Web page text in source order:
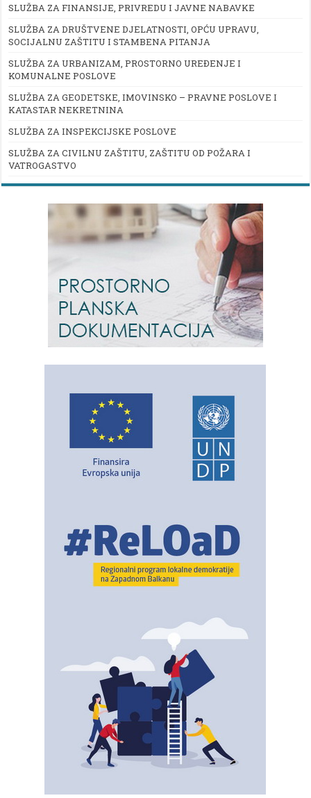
SLUŽBA ZA FINANSIJE, PRIVREDU I JAVNE NABAVKE
SLUŽBA ZA DRUŠTVENE DJELATNOSTI, OPĆU UPRAVU,
SOCIJALNU ZAŠTITU I STAMBENA PITANJA
SLUŽBA ZA URBANIZAM, PROSTORNO UREĐENJE I
KOMUNALNE POSLOVE
SLUŽBA ZA GEODETSKE, IMOVINSKO – PRAVNE POSLOVE I
KATASTAR NEKRETNINA
SLUŽBA ZA INSPEKCIJSKE POSLOVE
SLUŽBA ZA CIVILNU ZAŠTITU, ZAŠTITU OD POŽARA I
VATROGASTVO